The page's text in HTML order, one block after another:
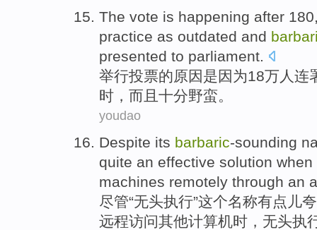
The vote is happening after
practice as outdated and
presented to parliament.
举行投票的原因是因为18万 人 连
时 ， 而且 十分野蛮。
youdao
Despite its barbaric-sounding
quite an effective solution when
machines remotely through an
尽管“无头执行”这个名称有点儿
远程访问其他计算机时，无头执